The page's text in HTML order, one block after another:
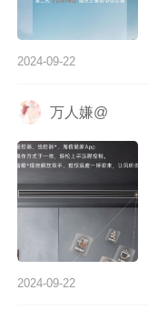
2024-09-22
万人嫌@
2024-09-22